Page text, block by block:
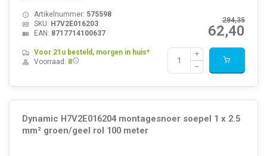
284,35
62,40
Artikelnummer: 575598
SKU: H7V2E016203
EAN: 8717714100637
Voor 21u besteld, morgen in huis*
Voorraad: 8
Dynamic H7V2E016204 montagesnoer soepel 1 x 2.5
mm² groen/geel rol 100 meter